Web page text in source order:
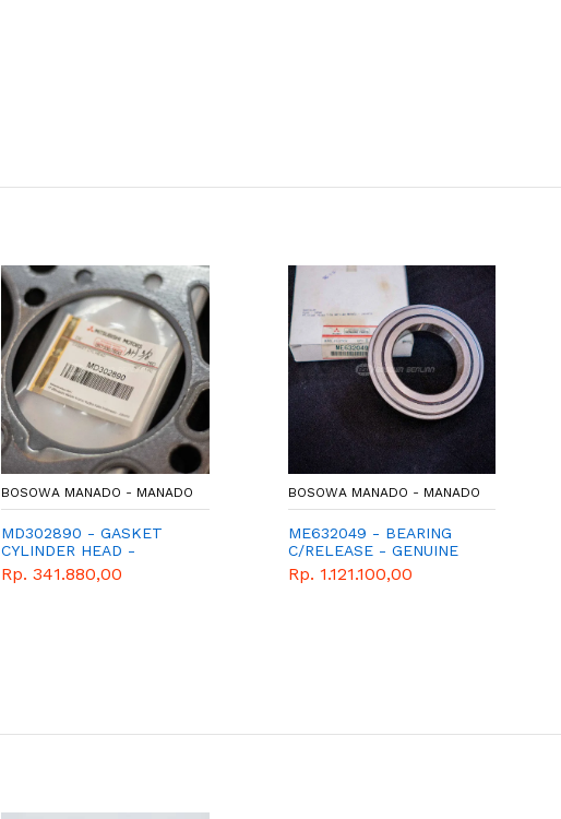
BOSOWA MANADO - MANADO
MD302890 - GASKET
CYLINDER HEAD -
GENUINE SPAREPART
MITSUBISHI
Rp. 341.880,00
BOSOWA MANADO - MANADO
ME632049 - BEARING
C/RELEASE - GENUINE
SPAREPART MITSUBISHI
FUSO
Rp. 1.121.100,00